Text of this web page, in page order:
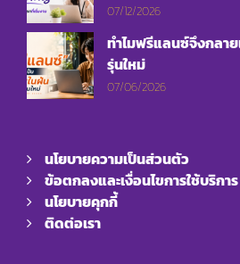
07/12/2026
ทำไมฟรีแลนซ์จึงกลา
รุ่นใหม่
07/06/2026
นโยบายความเป็นส่วนตัว
ข้อตกลงและเงื่อนไขการใช้บริการ
นโยบายคุกกี้
ติดต่อเรา